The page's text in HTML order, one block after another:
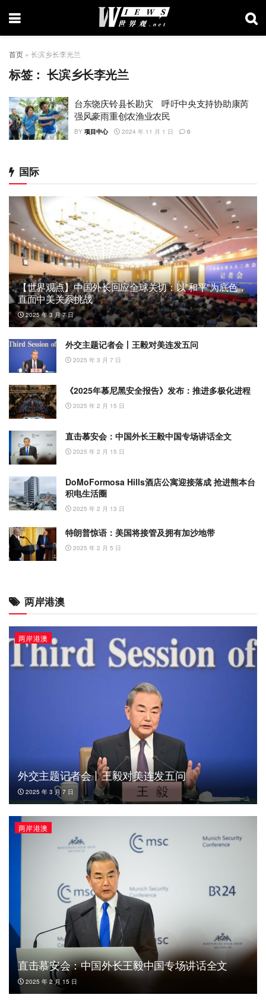
首页 » 长滨乡长李光兰
标签：长滨乡长李光兰
台东饶庆铃县长勘灾 呼吁中央支持协助康芮
强风豪雨重创农渔业农民
BY 项目中心 2024 年 11 月 1 日 0
国际
【世界观点】中国外长回应全球关切：以”和平”为底色，
直面中美关系挑战
2025 年 3 月 7 日
外交主题记者会丨王毅对美连发五问
2025 年 3 月 7 日
《2025年慕尼黑安全报告》发布：推进多极化进程
2025 年 2 月 15 日
直击慕安会：中国外长王毅中国专场讲话全文
2025 年 2 月 15 日
DoMoFormosa Hills酒店公寓迎接落成 抢进熊本台
积电生活圈
2025 年 2 月 13 日
特朗普惊语：美国将接管及拥有加沙地带
2025 年 2 月 5 日
两岸港澳
两岸港澳
外交主题记者会丨王毅对美连发五问
2025 年 3 月 7 日
两岸港澳
直击慕安会：中国外长王毅中国专场讲话全文
2025 年 2 月 15 日